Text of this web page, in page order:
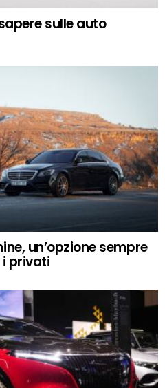
sulle auto
un’opzione sempre
privati